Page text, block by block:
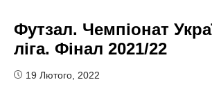
Футзал. Чемпіонат
ліга. Фінал 2021/22
19 Лютого, 2022